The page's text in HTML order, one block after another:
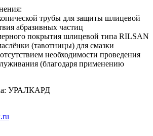
трубы для защиты шлицевой
абразивных частиц
покрытия шлицевой типа RILSAN
(тавотницы) для смазки
необходимости проведения
(благодаря применению
УРАЛКАРД